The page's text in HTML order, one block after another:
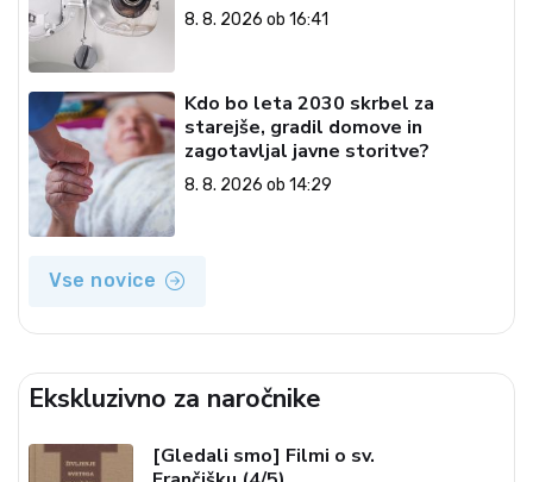
8. 8. 2026 ob 16:41
Kdo bo leta 2030 skrbel za
starejše, gradil domove in
zagotavljal javne storitve?
8. 8. 2026 ob 14:29
Vse novice
Ekskluzivno za naročnike
[Gledali smo] Filmi o sv.